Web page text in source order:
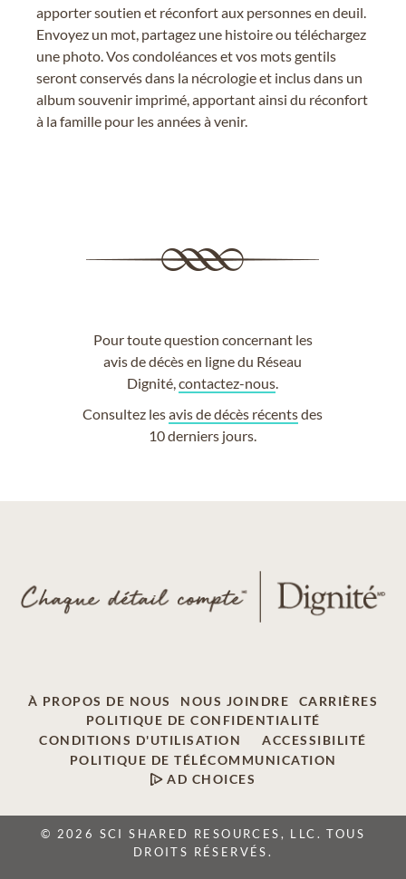
apporter soutien et réconfort aux personnes en deuil.
Envoyez un mot, partagez une histoire ou téléchargez
une photo. Vos condoléances et vos mots gentils
seront conservés dans la nécrologie et inclus dans un
album souvenir imprimé, apportant ainsi du réconfort
à la famille pour les années à venir.
Pour toute question concernant les
avis de décès en ligne du Réseau
Dignité,contactez-nous
Consultez lesavis de décès récentsdes
10 derniers jours.
À PROPOS DE NOUS NOUS JOINDRE
CARRIÈRES
POLITIQUE DE CONFIDENTIALITÉ
CONDITIONS D'UTILISATION
ACCESSIBILITÉ
POLITIQUE DE TÉLÉCOMMUNICATION
AD CHOICES
© 2026 SCI SHARED RESOURCES, LLC. TOUS
DROITS RÉSERVÉS.